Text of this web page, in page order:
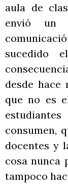
aula de
envió un
sucedido
desde
que no es
consumen,
docentes y
cosa nunca
tampoco